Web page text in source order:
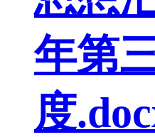
年第
度